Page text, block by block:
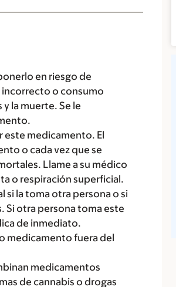
en riesgo de
o consumo
la muerte. Se le
este medicamento. El
o cada vez que se
Llame a su médico
o respiración superficial.
si la toma otra persona o si
Si otra persona toma este
de inmediato.
medicamento fuera del
medicamentos
de cannabis o drogas